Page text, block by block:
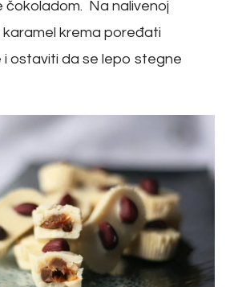
čokoladom. Na nalivenoj
krema poređati
i ostaviti da se lepo stegne